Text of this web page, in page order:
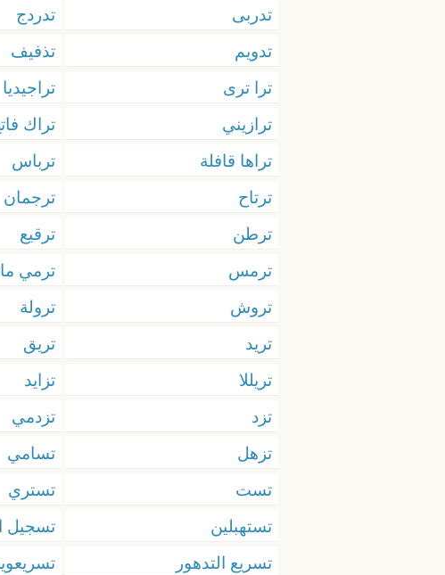
تدربى
تدردج
تدويم
تذفيف
ترا ترى
تراجيديا
ترازيني
تراك
تراها قافلة
ترباس
ترتاح
ترجمان
ترطن
ترقيع
ترمس
ترمي
تروش
ترولة
تريد
تريق
تريللا
تزايد
تزد
تزدمي
تزهل
تسامي
تست
تستري
تستهبلين
تسجيل
تسريع التدهور